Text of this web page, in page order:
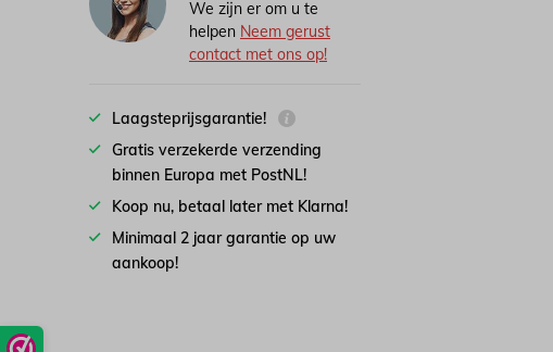
We zijn er om u te
helpen Neem gerust
contact met ons op!
Laagsteprijsgarantie!
Gratis verzekerde verzending
binnen Europa met PostNL!
Koop nu, betaal later met Klarna!
Minimaal 2 jaar garantie op uw
aankoop!